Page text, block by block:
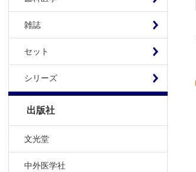
雑誌
セット
シリーズ
出版社
文光堂
中外医学社